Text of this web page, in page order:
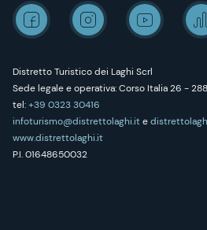
Distretto Turistico dei Laghi Scrl
Sede legale e operativa: Corso Italia 26 -
tel:+39 0323 30416
infoturismo@distrettolaghi.ite
www.distrettolaghi.it
P.I. 01648650032